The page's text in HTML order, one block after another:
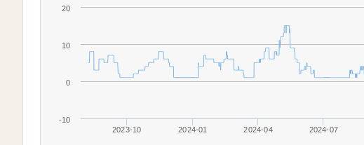
2023-10 2024-01 2024-04 2024-07
-10
0
10
20